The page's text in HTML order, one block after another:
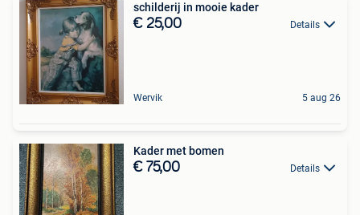
schilderij in mooie kader
€ 25,00 Details
Wervik 5 aug 26
Kader met bomen
€ 75,00 Details